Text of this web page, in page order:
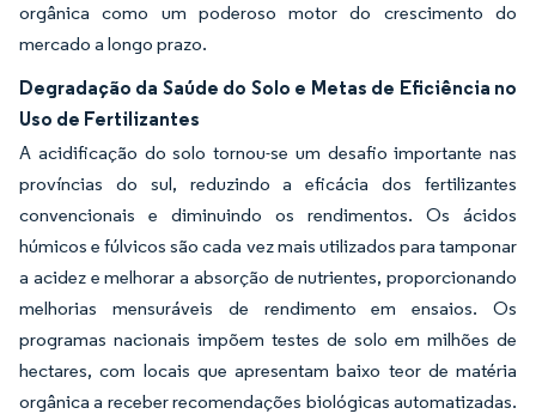
orgânica como um poderoso motor do crescimento do
mercado a longo prazo.
Degradação da Saúde do Solo e Metas de Eficiência no
Uso de Fertilizantes
A acidificação do solo tornou-se um desafio importante nas
províncias do sul, reduzindo a eficácia dos fertilizantes
convencionais e diminuindo os rendimentos. Os ácidos
húmicos e fúlvicos são cada vez mais utilizados para tamponar
a acidez e melhorar a absorção de nutrientes, proporcionando
melhorias mensuráveis de rendimento em ensaios. Os
programas nacionais impõem testes de solo em milhões de
hectares, com locais que apresentam baixo teor de matéria
orgânica a receber recomendações biológicas automatizadas.